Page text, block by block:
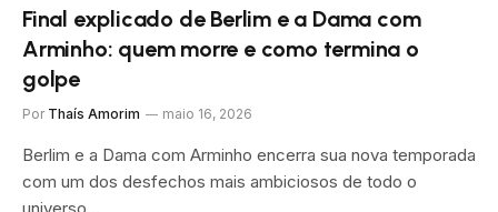
Final explicado de Berlim e a Dama com
Arminho: quem morre e como termina o
golpe
Por Thaís Amorim maio 16, 2026
Berlim e a Dama com Arminho encerra sua nova temporada
com um dos desfechos mais ambiciosos de todo o
universo…